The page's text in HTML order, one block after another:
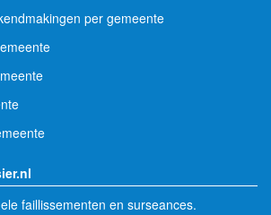
per gemeente
faillissementen en surseances.